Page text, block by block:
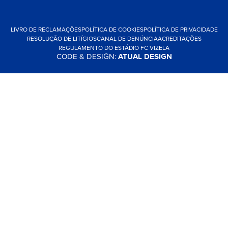
LIVRO DE RECLAMAÇÕESPOLÍTICA DE COOKIESPOLÍTICA DE PRIVACIDADE
RESOLUÇÃO DE LITÍGIOSCANAL DE DENÚNCIAACREDITAÇÕES
REGULAMENTO DO ESTÁDIO FC VIZELA
CODE & DESIGN:ATUAL DESIGN